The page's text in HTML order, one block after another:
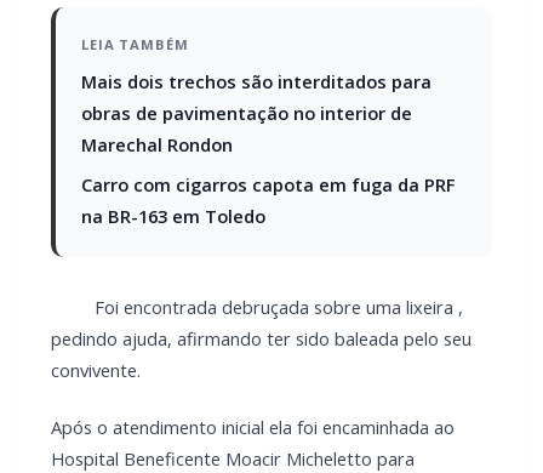
Uma ocorrência de violência contra mulher mobilizou o
setor policial de Assis Chateaubriand por volta das 19 horas
desta sexta-feira (12).
A Policia Militar foi acionada por uma equipe do SAMU
e a informação inicial era de que uma mulher havia sido
vitima de disparo de arma de fogo e apresentava um
No local da ocorrência a vitima foi identificada por